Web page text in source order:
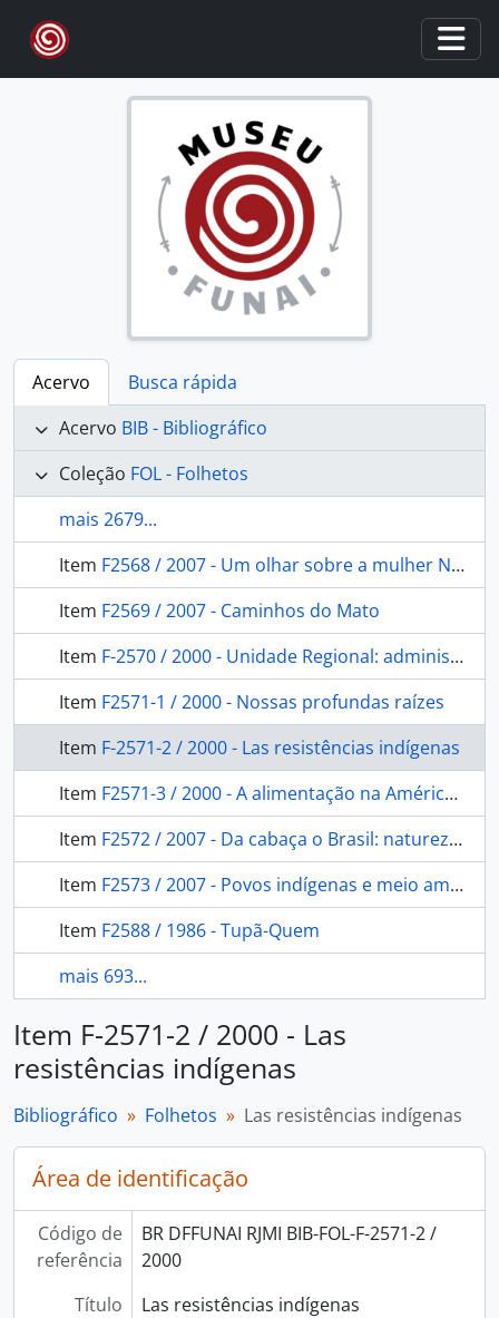
Skip to main content
Acervo
Busca rápida
Acervo BIB - Bibliográfico
Coleção FOL - Folhetos
mais 2679...
Item F2568 / 2007 - Um olhar sobre a mulher Nambiquara
Item F2569 / 2007 - Caminhos do Mato
Item F-2570 / 2000 - Unidade Regional: administração executiva regional de Tangará da Serra - MT.
Item F2571-1 / 2000 - Nossas profundas raízes
Item F-2571-2 / 2000 - Las resistências indígenas
Item F2571-3 / 2000 - A alimentação na América pré-colombiana
Item F2572 / 2007 - Da cabaça o Brasil: natureza, cultura, diversidade.
Item F2573 / 2007 - Povos indígenas e meio ambiente - Amapá e Norte do Pará
Item F2588 / 1986 - Tupã-Quem
mais 693...
Item F-2571-2 / 2000 - Las
resistências indígenas
Bibliográfico Folhetos Las resistências indígenas
Área de identificação
Código de
referência
BR DFFUNAI RJMI BIB-FOL-F-2571-2 /
2000
Título
Las resistências indígenas